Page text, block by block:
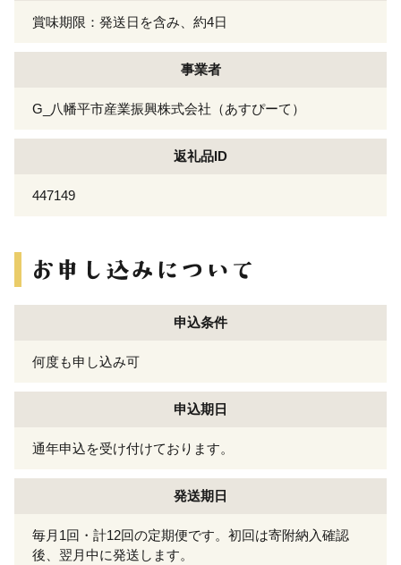
賞味期限：発送日を含み、約4日
事業者
G_八幡平市産業振興株式会社（あすぴーて）
返礼品ID
447149
申込条件
何度も申し込み可
申込期日
通年申込を受け付けております。
発送期日
毎月1回・計12回の定期便です。初回は寄附納入確認
後、翌月中に発送します。